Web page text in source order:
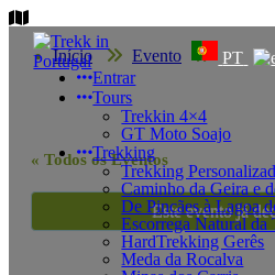
Saltar
para
conteúdo
PT
Entrar
Tours
Trekkin 4×4
GT Moto Soajo
Trekking
Trekking
Caminho da Geira e
De Pincães à Lagoa
Escorrega Natural da
HardTrekking Gerês
Meda da Rocalva
Início
Evento
Portas do Abelheiro
« Todos os Eventos
Este evento já